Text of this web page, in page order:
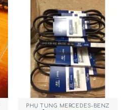
PHỤ TÙNG MERCEDES-BENZ